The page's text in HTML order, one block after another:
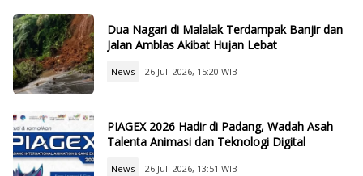
Dua Nagari di Malalak Terdampak Banjir dan
Jalan Amblas Akibat Hujan Lebat
News 26 Juli 2026, 15:20 WIB
PIAGEX 2026 Hadir di Padang, Wadah Asah
Talenta Animasi dan Teknologi Digital
News 26 Juli 2026, 13:51 WIB